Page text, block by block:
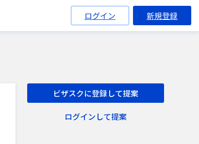
ログイン 新規登録
ビザスクに登録して提案
ログインして提案